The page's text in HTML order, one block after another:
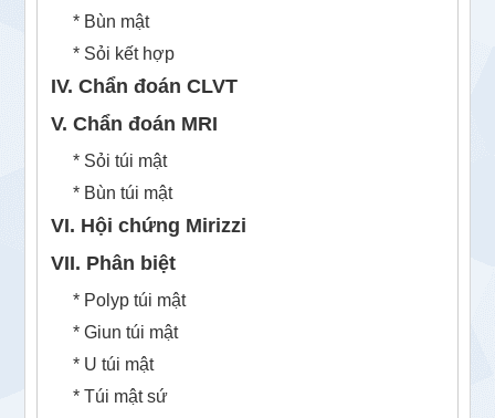
* Bùn mật
* Sỏi kết hợp
IV. Chẩn đoán CLVT
V. Chẩn đoán MRI
* Sỏi túi mật
* Bùn túi mật
VI. Hội chứng Mirizzi
VII. Phân biệt
* Polyp túi mật
* Giun túi mật
* U túi mật
* Túi mật sứ